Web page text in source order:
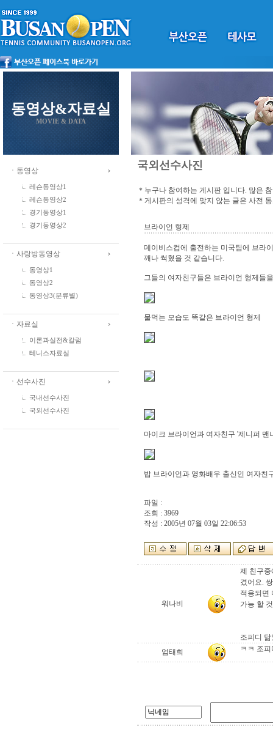
동영상&자료실
MOVIE & DATA
ㆍ동영상
레슨동영상1
레슨동영상2
경기동영상1
경기동영상2
ㆍ사랑방동영상
동영상1
동영상2
동영상3(분류별)
ㆍ자료실
이론과실전&칼럼
테니스자료실
ㆍ선수사진
국내선수사진
국외선수사진
국외선수사진
＊누구나 참여하는 게시판 입니다. 많은
＊게시판의 성격에 맞지 않는 글은 사전
브라이언 형제
데이비스컵에 출전하는 미국팀에 브라
깨나 썩혔을 것 같습니다.
그들의 여자친구들은 브라이언 형제들
물먹는 모습도 똑같은 브라이언 형제
마이크 브라이언과 여자친구 '제니퍼 맨
밥 브라이언과 영화배우 출신인 여자친
파일 :
조회 : 3969
작성 : 2005년 07월 03일 22:06:53
워나비
제 친구
겼어요.
적응되면
가능 할
조피디
엄태희
ㅋㅋ 조피